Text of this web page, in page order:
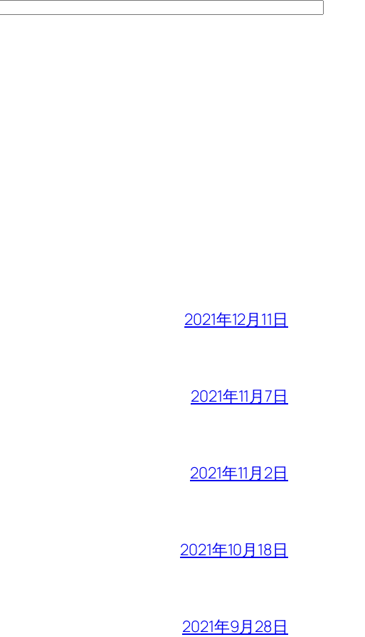
2021年12月11日
2021年11月7日
2021年11月2日
2021年10月18日
2021年9月28日